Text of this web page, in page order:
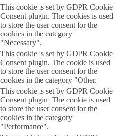
This cookie is set by GDPR Cookie
Consent plugin. The cookies is used
to store the user consent for the
cookies in the category
"Necessary".
This cookie is set by GDPR Cookie
Consent plugin. The cookie is used
to store the user consent for the
cookies in the category "Other.
This cookie is set by GDPR Cookie
Consent plugin. The cookie is used
to store the user consent for the
cookies in the category
"Performance".